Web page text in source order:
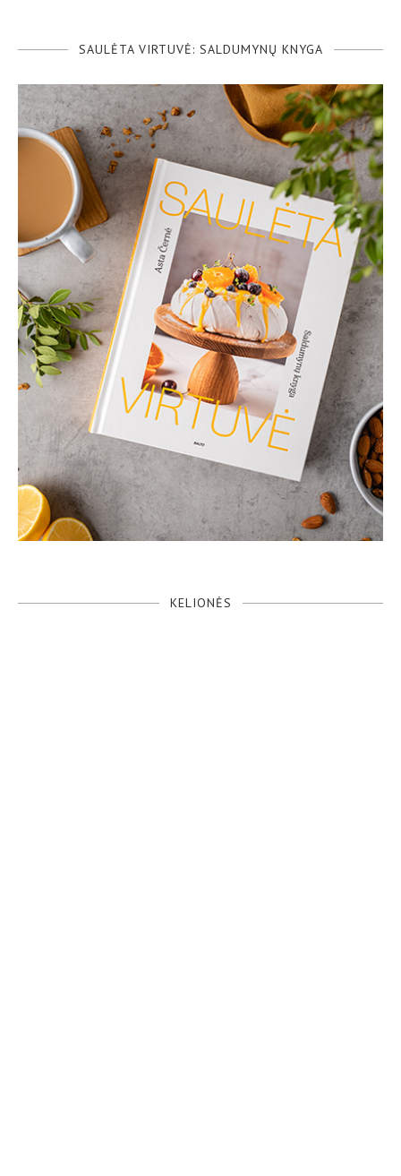
SAULĖTA VIRTUVĖ: SALDUMYNŲ KNYGA
KELIONĖS